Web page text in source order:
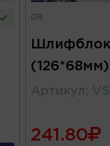
OR
Артикул :
241.80